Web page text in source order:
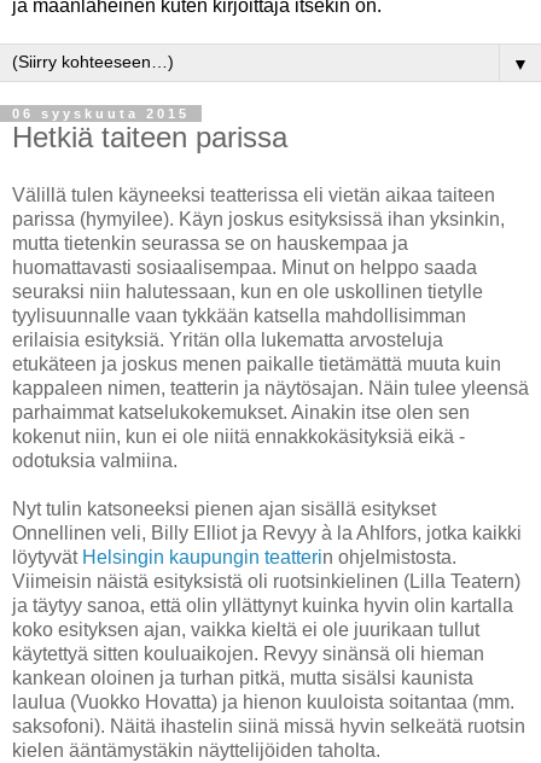
ja maanläheinen kuten kirjoittaja itsekin on.
▼
06 syyskuuta 2015
Hetkiä taiteen parissa
Välillä tulen käyneeksi teatterissa eli vietän aikaa taiteen
parissa (hymyilee). Käyn joskus esityksissä ihan yksinkin,
mutta tietenkin seurassa se on hauskempaa ja
huomattavasti sosiaalisempaa. Minut on helppo saada
seuraksi niin halutessaan, kun en ole uskollinen tietylle
tyylisuunnalle vaan tykkään katsella mahdollisimman
erilaisia esityksiä. Yritän olla lukematta arvosteluja
etukäteen ja joskus menen paikalle tietämättä muuta kuin
kappaleen nimen, teatterin ja näytösajan. Näin tulee yleensä
parhaimmat katselukokemukset. Ainakin itse olen sen
kokenut niin, kun ei ole niitä ennakkokäsityksiä eikä -
odotuksia valmiina.
Nyt tulin katsoneeksi pienen ajan sisällä esitykset
Onnellinen veli, Billy Elliot ja Revyy à la Ahlfors, jotka kaikki
löytyvät Helsingin kaupungin teatterin ohjelmistosta.
Viimeisin näistä esityksistä oli ruotsinkielinen (Lilla Teatern)
ja täytyy sanoa, että olin yllättynyt kuinka hyvin olin kartalla
koko esityksen ajan, vaikka kieltä ei ole juurikaan tullut
käytettyä sitten kouluaikojen. Revyy sinänsä oli hieman
kankean oloinen ja turhan pitkä, mutta sisälsi kaunista
laulua (Vuokko Hovatta) ja hienon kuuloista soitantaa (mm.
saksofoni). Näitä ihastelin siinä missä hyvin selkeätä ruotsin
kielen ääntämystäkin näyttelijöiden taholta.